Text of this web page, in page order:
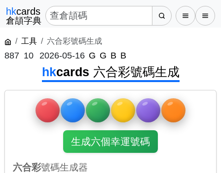
hkcards
倉頡字典
工具 六合彩號碼生成
887 10 2026-05-16 G G B B
hkcards 六合彩號碼生成
生成六個幸運號碼
六合彩號碼生成器